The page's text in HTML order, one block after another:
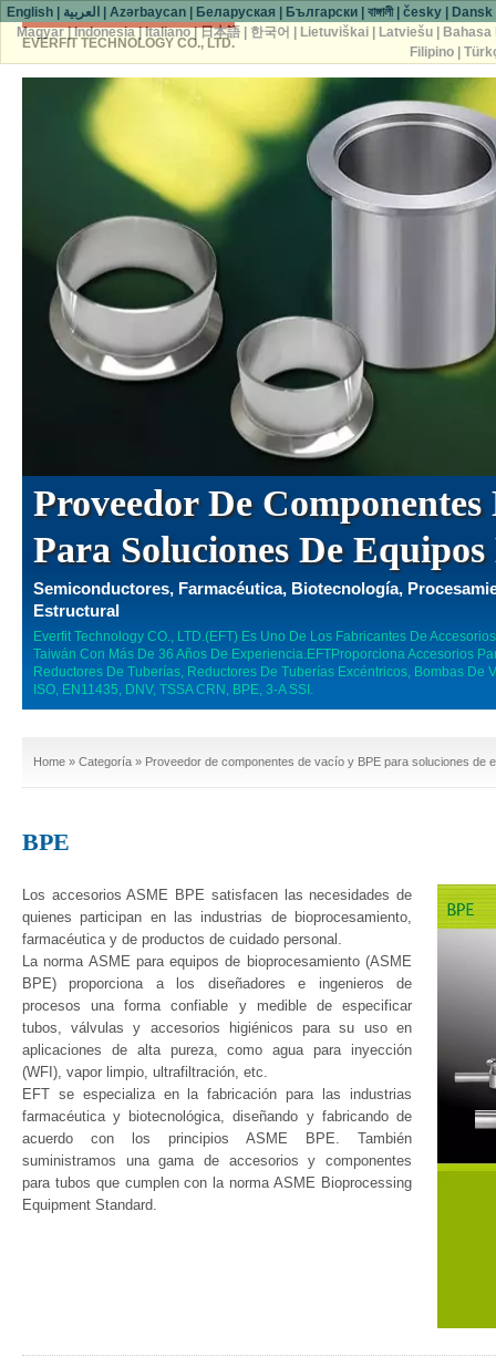
EVERFIT TECHNOLOGY CO., LTD.
Proveedor De
Para Soluciones De
Semiconductores, Farmacéutica, Biotecnología,
Estructural
Everfit Technology CO., LTD.(EFT) Es Uno De Los Fabricantes De
Taiwán Con Más De 36 Años De Experiencia.EFTProporciona Accesorios
Reductores De Tuberías, Reductores De Tuberías Excéntricos, Bombas De
ISO, EN11435, DNV, TSSA CRN, BPE, 3-A SSI.
Home » Categoría » Proveedor de componentes de vacío y BPE para soluciones de
BPE
Los accesorios ASME BPE satisfacen las necesidades de
quienes participan en las industrias de bioprocesamiento,
farmacéutica y de productos de cuidado personal.
La norma ASME para equipos de bioprocesamiento (ASME
BPE) proporciona a los diseñadores e ingenieros de
procesos una forma confiable y medible de especificar
tubos, válvulas y accesorios higiénicos para su uso en
aplicaciones de alta pureza, como agua para inyección
(WFI), vapor limpio, ultrafiltración, etc.
EFT se especializa en la fabricación para las industrias
farmacéutica y biotecnológica, diseñando y fabricando de
acuerdo con los principios ASME BPE. También
suministramos una gama de accesorios y componentes
para tubos que cumplen con la norma ASME Bioprocessing
Equipment Standard.
English العربية |Azərbaycan Беларуская Български |বাঙ্গালী|česky Dansk
Magyar|Indonesia|Italiano|日本語| 한국어 Lietuviškai| Latviešu|
Bahasa
Filipino|